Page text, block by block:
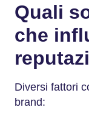
Quali
che
Diversi fattori
brand: